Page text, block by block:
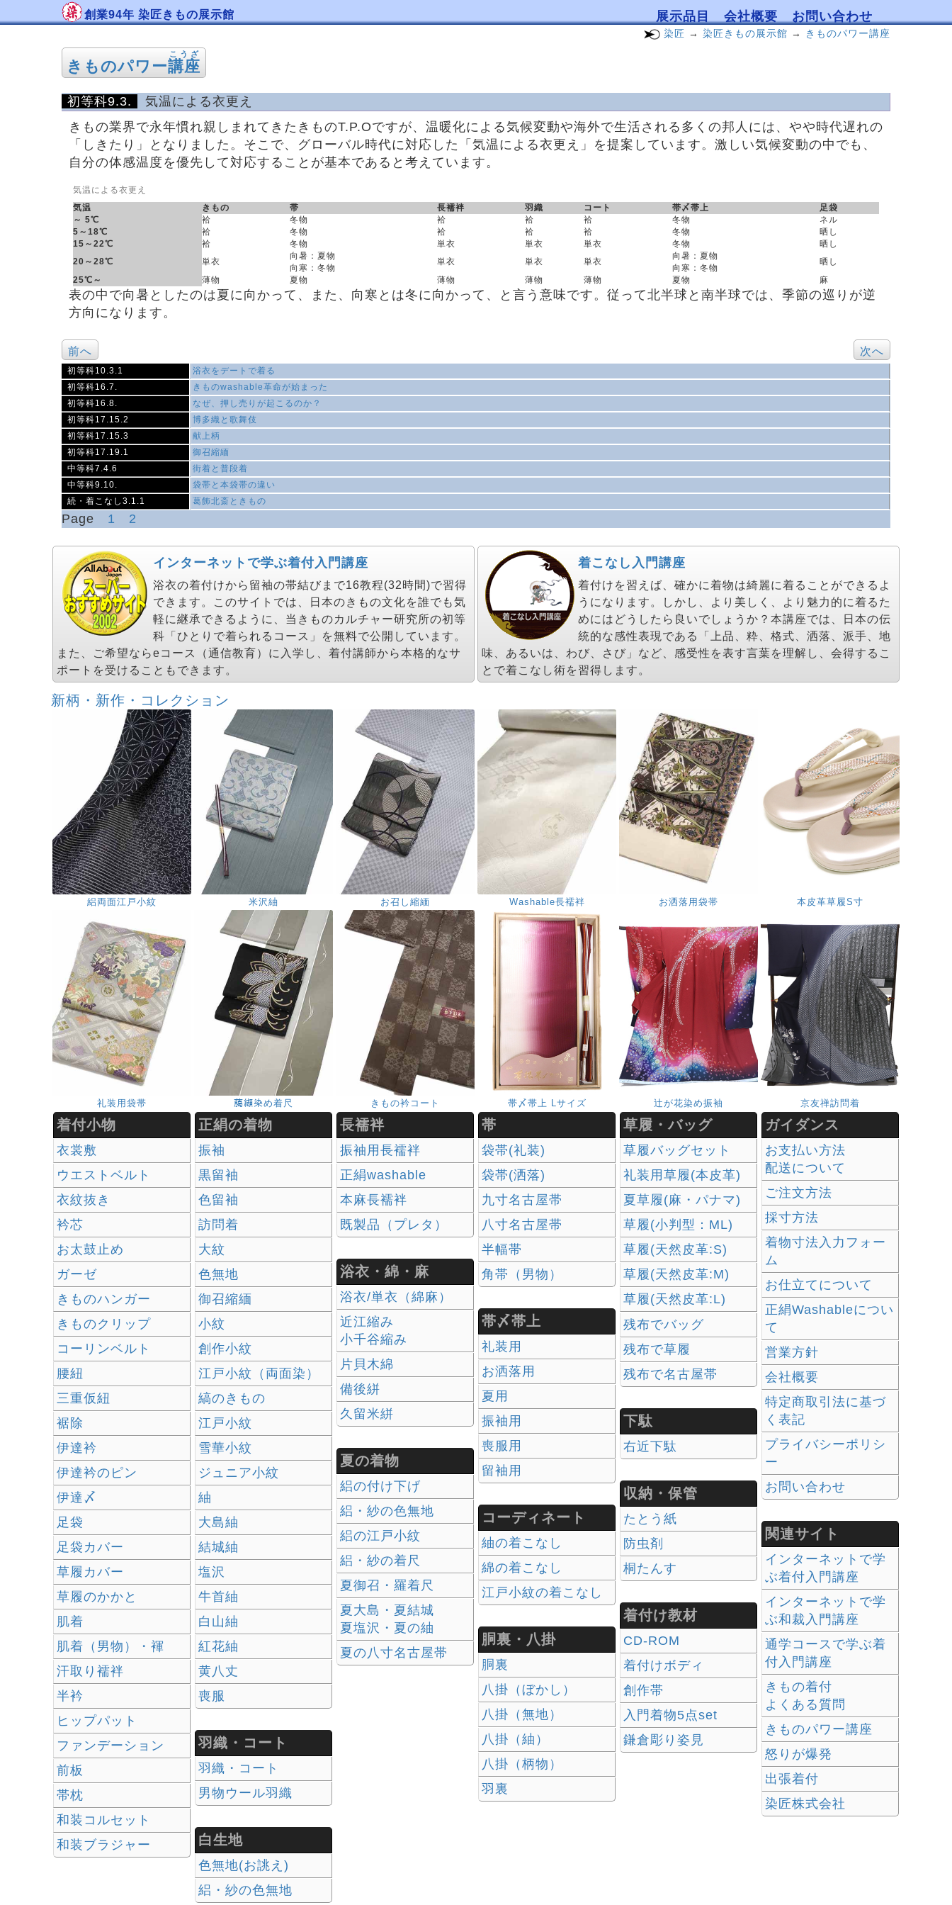
創業94年 染匠きもの展示館 展示品目 会社概要 お問い合わせ
染匠 → 染匠きもの展示館 → きものパワー講座
きものパワー講座
こうざ
初等科9.3.
気温による衣更え
きもの業界で永年慣れ親しまれてきたきものT.P.Oですが、温暖化による気候変動や海外で生活される多くの邦人には、やや時代遅れの
「しきたり」となりました。そこで、グローバル時代に対応した「気温による衣更え」を提案しています。激しい気候変動の中でも、
自分の体感温度を優先して対応することが基本であると考えています。
気温による衣更え
気温
きもの 帯 長襦袢 羽織 コート 帯〆帯上
足袋
～ 5℃
袷 冬物 袷 袷 袷 冬物
ネル
5～18℃
袷 冬物 袷 袷 袷 冬物
晒し
15～22℃
袷 冬物 単衣 単衣 単衣 冬物
晒し
20～28℃
単衣
向暑：夏物
向寒：冬物
単衣 単衣 単衣
向暑：夏物
向寒：冬物
晒し
25℃～
薄物 夏物 薄物 薄物 薄物 夏物 麻
表の中で向暑としたのは夏に向かって、また、向寒とは冬に向かって、と言う意味です。従って北半球と南半球では、季節の巡りが逆
方向になります。
前へ 次へ
初等科10.3.1
浴衣をデートで着る
初等科16.7.
きものwashable革命が始まった
初等科16.8.
なぜ、押し売りが起こるのか？
初等科17.15.2
博多織と歌舞伎
初等科17.15.3
献上柄
初等科17.19.1
御召縮緬
中等科7.4.6
街着と普段着
中等科9.10.
袋帯と本袋帯の違い
続・着こなし3.1.1
葛飾北斎ときもの
Page 1 2
インターネットで学ぶ着付入門講座
浴衣の着付けから留袖の帯結びまで16教程(32時間)で習得
できます。このサイトでは、日本のきもの文化を誰でも気
軽に継承できるように、当きものカルチャー研究所の初等
科「ひとりで着られるコース」を無料で公開しています。
また、ご希望ならeコース（通信教育）に入学し、着付講師から本格的なサ
ポートを受けることもできます。
着こなし入門講座
着付けを習えば、確かに着物は綺麗に着ることができるよ
うになります。しかし、より美しく、より魅力的に着るた
めにはどうしたら良いでしょうか？本講座では、日本の伝
統的な感性表現である「上品、粋、格式、洒落、派手、地
味、あるいは、わび、さび」など、感受性を表す言葉を理解し、会得するこ
とで着こなし術を習得します。
新柄・新作・コレクション
絽両面江戸小紋 米沢紬 お召し縮緬 Washable長襦袢 お洒落用袋帯 本皮革草履S寸
礼装用袋帯 﨟纈染め着尺 きもの衿コート 帯〆帯上 Lサイズ 辻が花染め振袖 京友禅訪問着
着付小物
衣裳敷
ウエストベルト
衣紋抜き
衿芯
お太鼓止め
ガーゼ
きものハンガー
きものクリップ
コーリンベルト
腰紐
三重仮紐
裾除
伊達衿
伊達衿のピン
伊達〆
足袋
足袋カバー
草履カバー
草履のかかと
肌着
肌着（男物）・褌
汗取り襦袢
半衿
ヒップパット
ファンデーション
前板
帯枕
和装コルセット
和装ブラジャー
正絹の着物
振袖
黒留袖
色留袖
訪問着
大紋
色無地
御召縮緬
小紋
創作小紋
江戸小紋（両面染）
縞のきもの
江戸小紋
雪華小紋
ジュニア小紋
紬
大島紬
結城紬
塩沢
牛首紬
白山紬
紅花紬
黄八丈
喪服
羽織・コート
羽織・コート
男物ウール羽織
白生地
色無地(お誂え)
絽・紗の色無地
長襦袢
振袖用長襦袢
正絹washable
本麻長襦袢
既製品（プレタ）
浴衣・綿・麻
浴衣/単衣（綿麻）
近江縮み
小千谷縮み
片貝木綿
備後絣
久留米絣
夏の着物
絽の付け下げ
絽・紗の色無地
絽の江戸小紋
絽・紗の着尺
夏御召・羅着尺
夏大島・夏結城
夏塩沢・夏の紬
夏の八寸名古屋帯
帯
袋帯(礼装)
袋帯(洒落)
九寸名古屋帯
八寸名古屋帯
半幅帯
角帯（男物）
帯〆帯上
礼装用
お洒落用
夏用
振袖用
喪服用
留袖用
コーディネート
紬の着こなし
綿の着こなし
江戸小紋の着こなし
胴裏・八掛
胴裏
八掛（ぼかし）
八掛（無地）
八掛（紬）
八掛（柄物）
羽裏
草履・バッグ
草履バッグセット
礼装用草履(本皮革)
夏草履(麻・パナマ)
草履(小判型：ML)
草履(天然皮革:S)
草履(天然皮革:M)
草履(天然皮革:L)
残布でバッグ
残布で草履
残布で名古屋帯
下駄
右近下駄
収納・保管
たとう紙
防虫剤
桐たんす
着付け教材
CD-ROM
着付けボディ
創作帯
入門着物5点set
鎌倉彫り姿見
ガイダンス
お支払い方法
配送について
ご注文方法
採寸方法
着物寸法入力フォー
ム
お仕立てについて
正絹Washableについ
て
営業方針
会社概要
特定商取引法に基づ
く表記
プライバシーポリシ
ー
お問い合わせ
関連サイト
インターネットで学
ぶ着付入門講座
インターネットで学
ぶ和裁入門講座
通学コースで学ぶ着
付入門講座
きもの着付
よくある質問
きものパワー講座
怒りが爆発
出張着付
染匠株式会社